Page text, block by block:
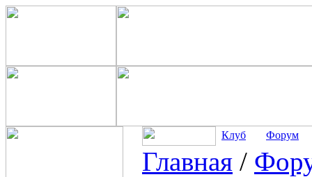
Клуб Форум
Главная /